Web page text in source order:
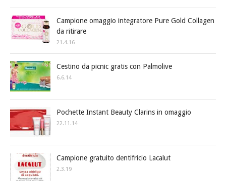
Campione omaggio integratore Pure Gold Collagen
da ritirare
21.4.16
Cestino da picnic gratis con Palmolive
6.6.14
Pochette Instant Beauty Clarins in omaggio
22.11.14
Campione gratuito dentifricio Lacalut
2.3.19